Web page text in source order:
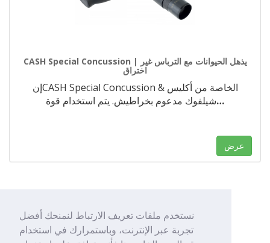
نستخدم ملفات تعريف الارتباط لنمنحك أفضل
تجربة عبر الإنترنت، وباستمرارك في استخدام
CASH Special Concussion | يذهل الحيوانات مع الترباس غير
اختراق
إنCASH Special Concussion الخاصة من أكليس &
شيلفوك مدعوم بخراطيش. يتم استخدام قوة…
عرض
1